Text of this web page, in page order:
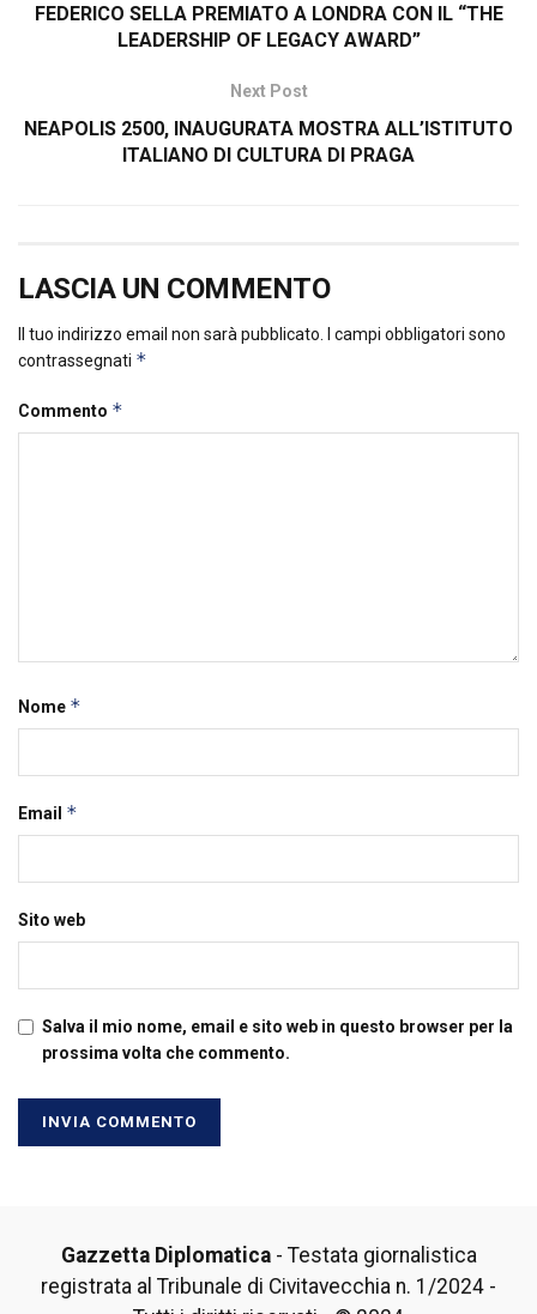
FEDERICO SELLA PREMIATO A LONDRA CON IL “THE
LEADERSHIP OF LEGACY AWARD”
Next Post
NEAPOLIS 2500, INAUGURATA MOSTRA ALL’ISTITUTO
ITALIANO DI CULTURA DI PRAGA
LASCIA UN COMMENTO
Il tuo indirizzo email non sarà pubblicato.
I campi obbligatori sono
contrassegnati *
Commento *
Nome *
Email *
Sito web
Salva il mio nome, email e sito web in questo browser per la
prossima volta che commento.
Gazzetta Diplomatica- Testata giornalistica
registrata al Tribunale di Civitavecchia n. 1/2024 -